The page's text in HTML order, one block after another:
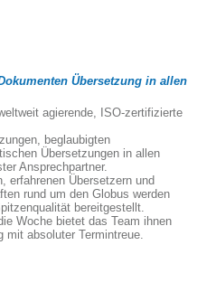
Übersetzung in allen
agierende, ISO-zertifizierte
beglaubigten
Übersetzungen in allen
Ansprechpartner.
erfahrenen Übersetzern und
rund um den Globus werden
bereitgestellt.
Woche bietet das Team ihnen
mit absoluter Termintreue.